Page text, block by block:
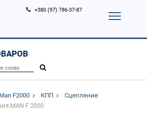
0)
Услуги
+380 (97) 786-37-87
Man F2000 КПП
Сцепление
MAN F 2000